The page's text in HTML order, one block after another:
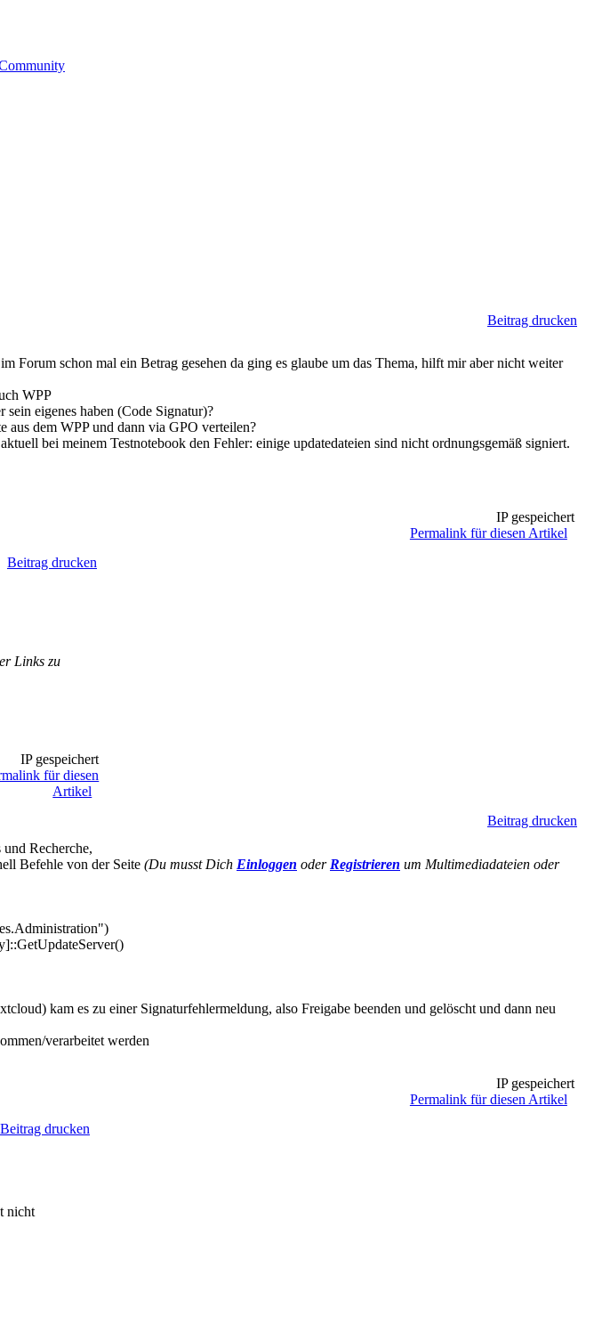
Beitrag drucken
Forum schon mal ein Betrag gesehen da ging es glaube um das Thema, hilft mir aber nicht weiter
WPP
eigenes haben (Code Signatur)?
aus dem WPP und dann via GPO verteilen?
bei meinem Testnotebook den Fehler: einige updatedateien sind nicht ordnungsgemäß signiert.
IP gespeichert
Permalink für diesen Artikel
Beitrag drucken
Links zu
IP gespeichert
für diesen
Artikel
Beitrag drucken
Recherche,
Befehle von der Seite (Du musst Dich Einloggen oder Registrieren um Multimediadateien oder
kam es zu einer Signaturfehlermeldung, also Freigabe beenden und gelöscht und dann neu
verarbeitet werden
IP gespeichert
Permalink für diesen Artikel
Beitrag drucken
nicht